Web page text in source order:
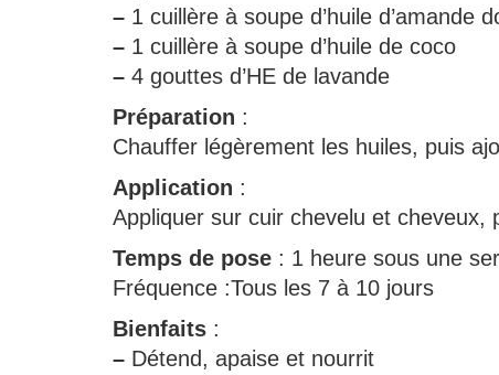
– 1 cuillère à soupe d’huile d’amande
– 1 cuillère à soupe d’huile de coco
– 4 gouttes d’HE de lavande
Préparation :
Chauffer légèrement les huiles, puis
Application :
Appliquer sur cuir chevelu et cheveux,
Temps de pose : 1 heure sous une
Fréquence :Tous les 7 à 10 jours
Bienfaits :
– Détend, apaise et nourrit